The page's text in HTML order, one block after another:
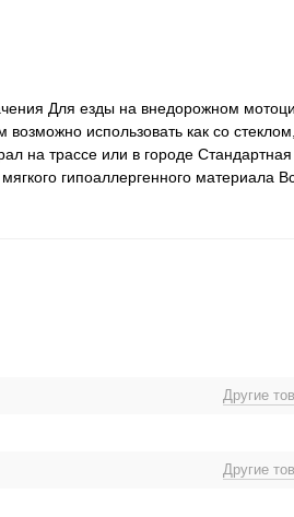
Для езды на внедорожном
использовать как со
на трассе или в городе
гипоаллергенного материала
Другие
Другие